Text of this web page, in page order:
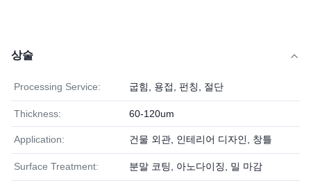
상술
Processing Service: 굽힘, 용접, 펀칭, 절단
Thickness: 60-120um
Application: 건물 외관, 인테리어 디자인, 창틀
Surface Treatment: 분말 코팅, 아노다이징, 밀 마감